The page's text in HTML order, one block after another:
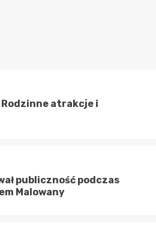
atrakcje i
publiczność podczas
Malowany